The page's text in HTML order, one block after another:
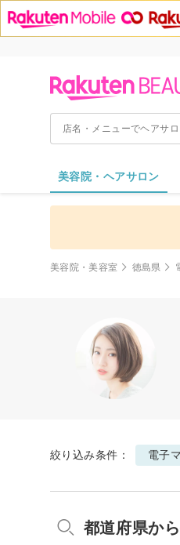
美容院・ヘアサロン
美容院・美容室 徳島県
絞り込み条件： 電子
都道府県か